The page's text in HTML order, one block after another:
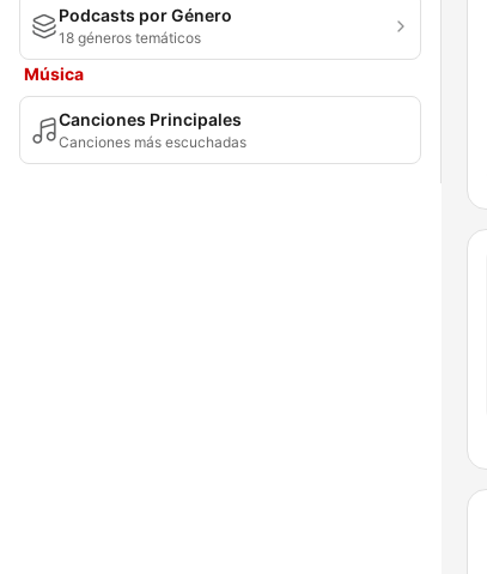
Podcasts por Género
18 géneros temáticos
Música
Canciones Principales
Canciones más escuchadas